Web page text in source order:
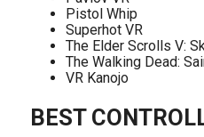
Pistol Whip
Superhot VR
The Elder Scrolls V:
The Walking Dead:
VR Kanojo
BEST